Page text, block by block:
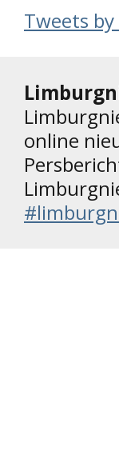
Tweets
online